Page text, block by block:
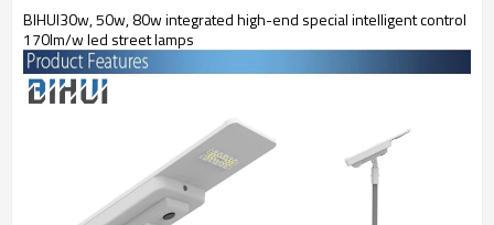
BIHUI30w, 50w, 80w integrated high-end special intelligent control
170lm/w led street lamps